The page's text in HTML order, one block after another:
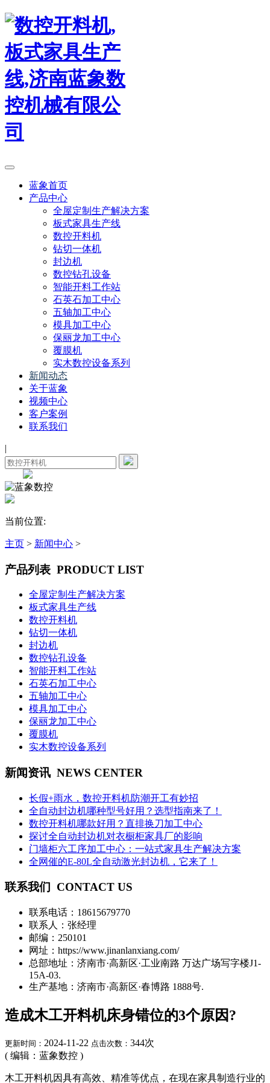
蓝象首页
产品中心
全屋定制生产解决方案
板式家具生产线
数控开料机
钻切一体机
封边机
数控钻孔设备
智能开料工作站
石英石加工中心
五轴加工中心
模具加工中心
保丽龙加工中心
覆膜机
实木数控设备系列
新闻动态
关于蓝象
视频中心
客户案例
联系我们
|
当前位置:
主页 > 新闻中心 >
产品列表 PRODUCT LIST
全屋定制生产解决方案
板式家具生产线
数控开料机
钻切一体机
封边机
数控钻孔设备
智能开料工作站
石英石加工中心
五轴加工中心
模具加工中心
保丽龙加工中心
覆膜机
实木数控设备系列
新闻资讯 NEWS CENTER
长假+雨水，数控开料机防潮开工有妙招
全自动封边机哪种型号好用？选型指南来了！
数控开料机哪款好用？直排换刀加工中心
探讨全自动封边机对衣橱柜家具厂的影响
门墙柜六工序加工中心：一站式家具生产解决方案
全网催的E-80L全自动激光封边机，它来了！
联系我们 CONTACT US
联系电话： 18615679770
联系人：张经理
邮编：250101
网址：https://www.jinanlanxiang.com/
总部地址：济南市·高新区·工业南路 万达广场写字楼J1-
15A-03.
生产基地：济南市·高新区·春博路 1888号.
造成木工开料机床身错位的3个原因?
更新时间： 2024-11-22 点击次数： 344次
( 编辑：蓝象数控 )
木工开料机因具有高效、精准等优点，在现在家具制造行业的